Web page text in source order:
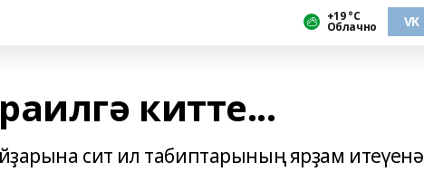
+19 °С
Облачно VK
китте...
сит ил табиптарының ярҙам итеүенә